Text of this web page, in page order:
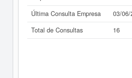
Última Consulta Empresa
03/06/
Total de Consultas
16